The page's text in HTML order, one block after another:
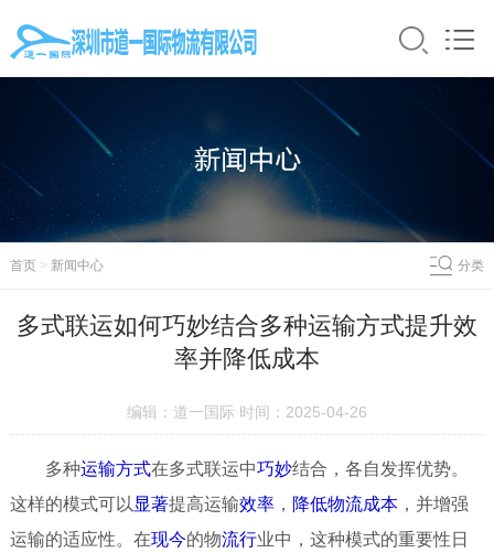
首页> 新闻中心 分类
多式联运如何巧妙结合多种运输方式提升效
率并降低成本
编辑：道一国际 时间：2025-04-26
多种运输方式在多式联运中巧妙结合，各自发挥优势。
这样的模式可以 显著提高运输效率， 降低物流成本，并增强
运输的适应性。在现今的物流行业中，这种模式的重要性日